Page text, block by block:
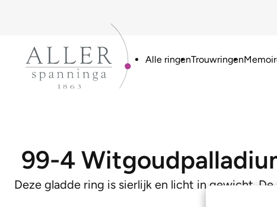
Alle ringenTrouwringen
99-4
Deze gladde ring is sierlijk en licht in gewicht.